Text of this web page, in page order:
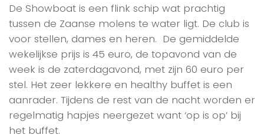
De Showboat is een flink schip wat prachtig
tussen de Zaanse molens te water ligt. De club is
voor stellen, dames en heren. De gemiddelde
wekelijkse prijs is 45 euro, de topavond van de
week is de zaterdagavond, met zijn 60 euro per
stel. Het zeer lekkere en healthy buffet is een
aanrader. Tijdens de rest van de nacht worden er
regelmatig hapjes neergezet want ‘op is op’ bij
het buffet.